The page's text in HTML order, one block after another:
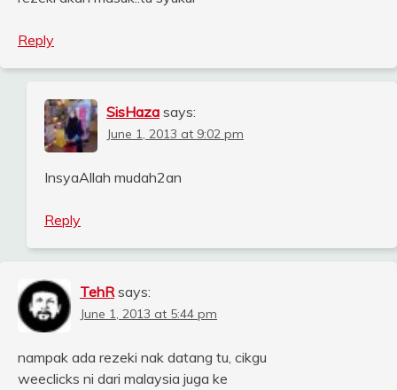
Reply
SisHaza says:
June 1, 2013 at 9:02 pm
InsyaAllah mudah2an
Reply
TehR says:
June 1, 2013 at 5:44 pm
nampak ada rezeki nak datang tu, cikgu
weeclicks ni dari malaysia juga ke